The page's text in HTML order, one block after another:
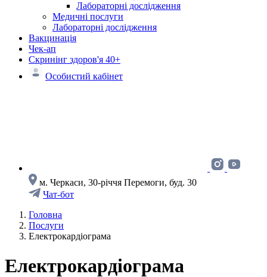
Лабораторні дослідження
Медичні послуги
Лабораторні дослідження
Вакцинація
Чек-ап
Скринінг здоров'я 40+
Особистий кабінет
м. Черкаси, 30-річчя Перемоги, буд. 30
Чат-бот
Головна
Послуги
Електрокардіограма
Електрокардіограма